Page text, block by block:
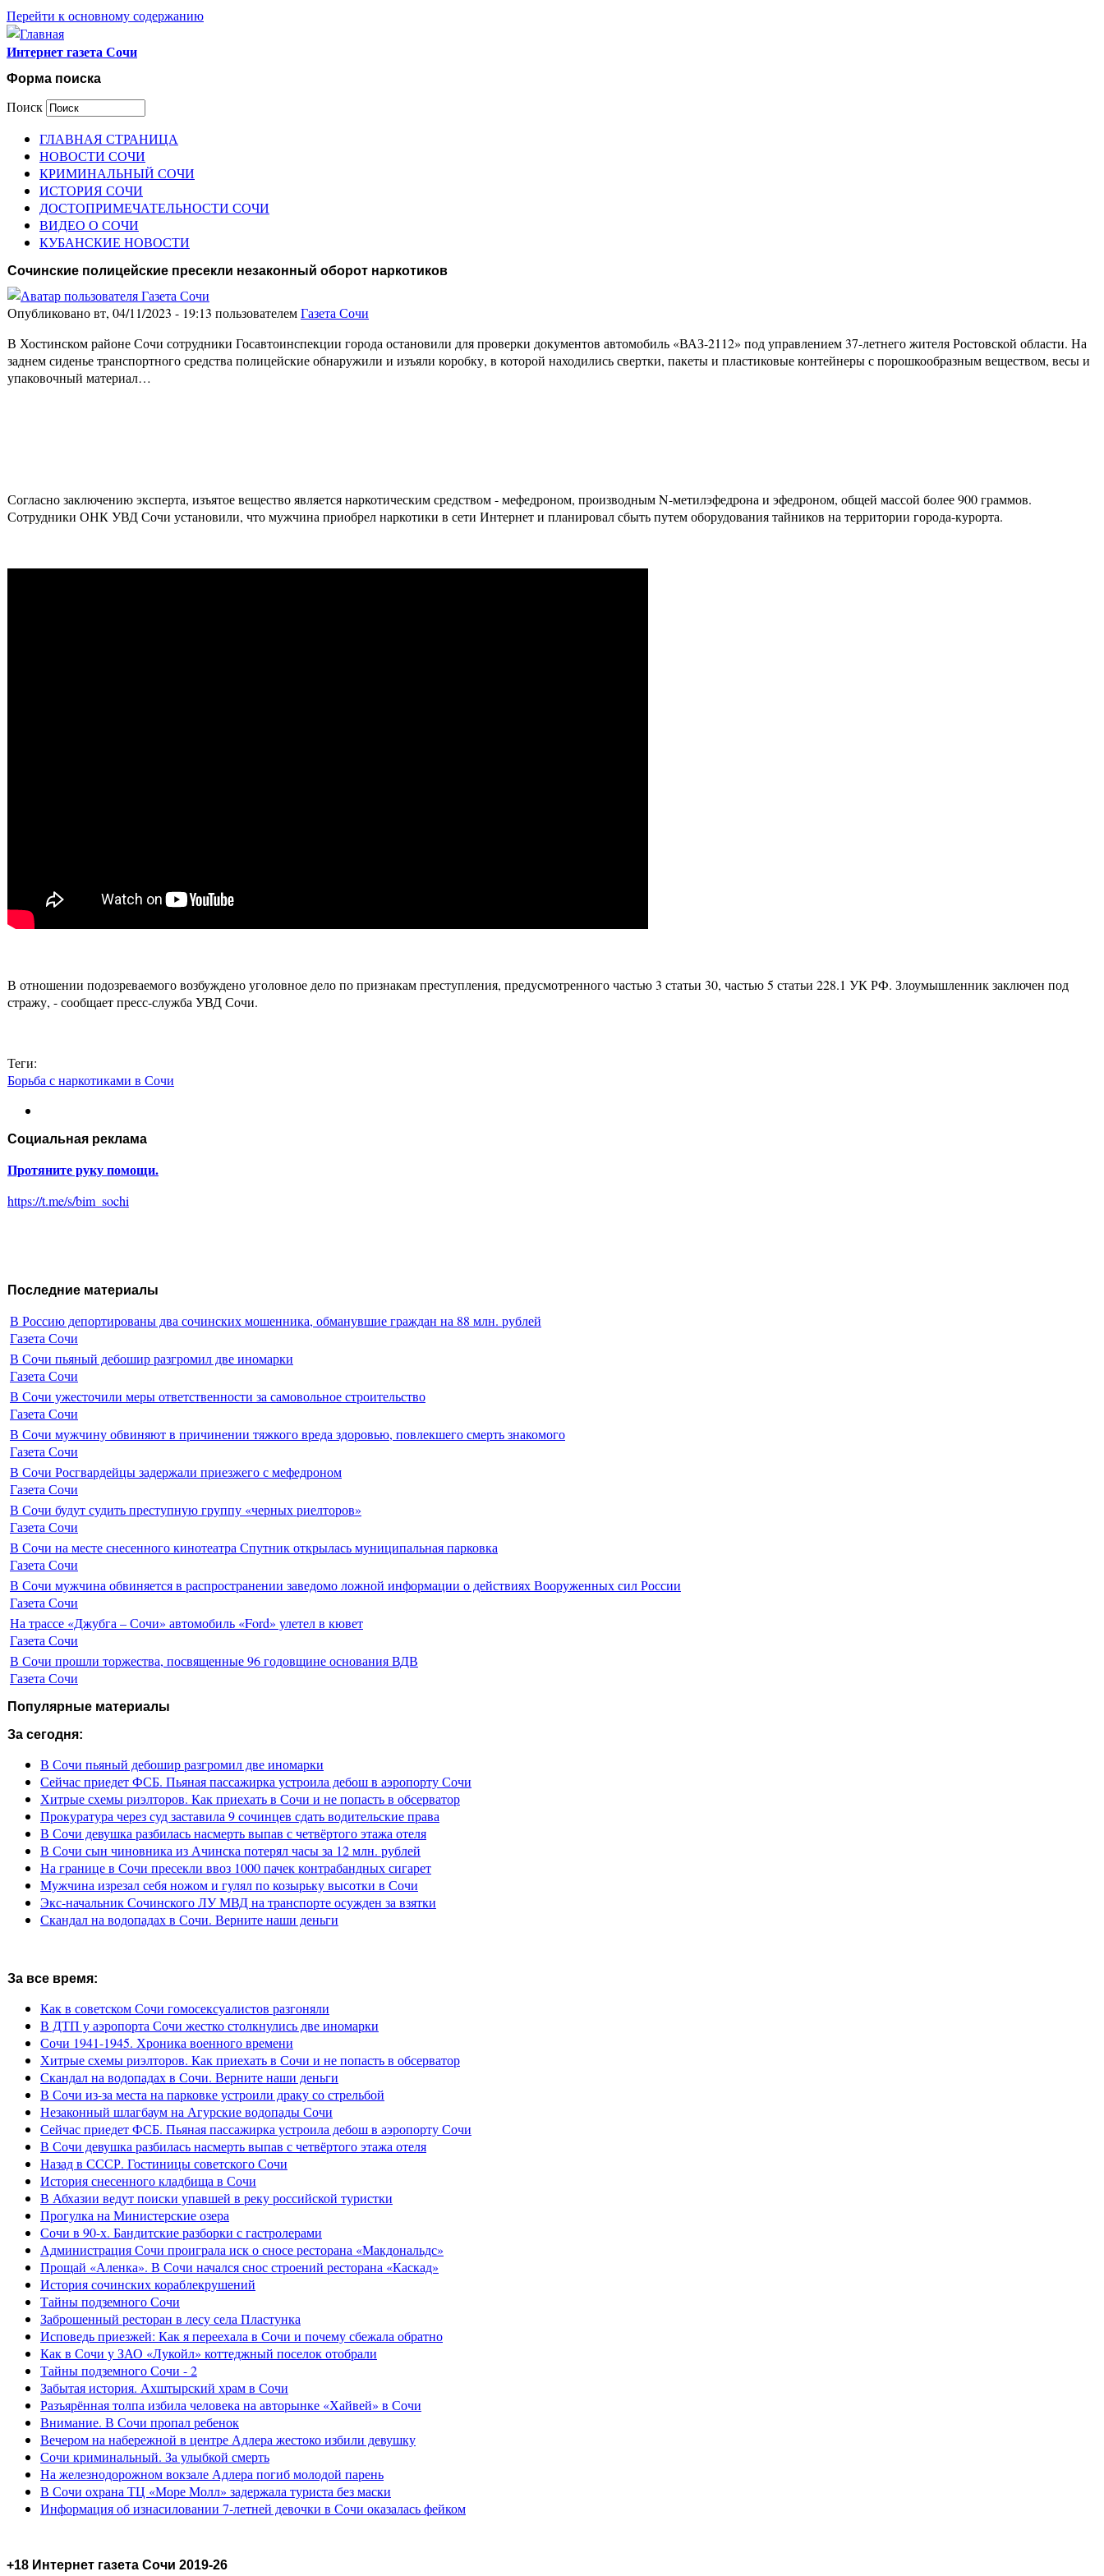
Перейти к основному содержанию
Интернет газета Сочи
Форма поиска
Поиск
ГЛАВНАЯ СТРАНИЦА
НОВОСТИ СОЧИ
КРИМИНАЛЬНЫЙ СОЧИ
ИСТОРИЯ СОЧИ
ДОСТОПРИМЕЧАТЕЛЬНОСТИ СОЧИ
ВИДЕО О СОЧИ
КУБАНСКИЕ НОВОСТИ
Сочинские полицейские пресекли незаконный оборот наркотиков
Опубликовано вт, 04/11/2023 - 19:13 пользователемГазета Сочи
В Хостинском районе Сочи сотрудники Госавтоинспекции города остановили для проверки документов автомобиль «ВАЗ-2112» под управлением 37-летнего жителя Ростовской области. На
заднем сиденье транспортного средства полицейские обнаружили и изъяли коробку, в которой находились свертки, пакеты и пластиковые контейнеры с порошкообразным веществом, весы и
упаковочный материал…
Согласно заключению эксперта, изъятое вещество является наркотическим средством - мефедроном, производным N-метилэфедрона и эфедроном, общей массой более 900 граммов.
Сотрудники ОНК УВД Сочи установили, что мужчина приобрел наркотики в сети Интернет и планировал сбыть путем оборудования тайников на территории города-курорта.
В отношении подозреваемого возбуждено уголовное дело по признакам преступления, предусмотренного частью 3 статьи 30, частью 5 статьи 228.1 УК РФ. Злоумышленник заключен под
стражу, - сообщает пресс-служба УВД Сочи.
Теги:
Борьба с наркотиками в Сочи
Социальная реклама
Протяните руку помощи.
https://t.me/s/bim_sochi
Последние материалы
В Россию депортированы два сочинских мошенника, обманувшие граждан на 88 млн. рублей
Газета Сочи
В Сочи пьяный дебошир разгромил две иномарки
Газета Сочи
В Сочи ужесточили меры ответственности за самовольное строительство
Газета Сочи
В Сочи мужчину обвиняют в причинении тяжкого вреда здоровью, повлекшего смерть знакомого
Газета Сочи
В Сочи Росгвардейцы задержали приезжего с мефедроном
Газета Сочи
В Сочи будут судить преступную группу «черных риелторов»
Газета Сочи
В Сочи на месте снесенного кинотеатра Спутник открылась муниципальная парковка
Газета Сочи
В Сочи мужчина обвиняется в распространении заведомо ложной информации о действиях Вооруженных сил России
Газета Сочи
На трассе «Джубга – Сочи» автомобиль «Ford» улетел в кювет
Газета Сочи
В Сочи прошли торжества, посвященные 96 годовщине основания ВДВ
Газета Сочи
Популярные материалы
За сегодня:
В Сочи пьяный дебошир разгромил две иномарки
Сейчас приедет ФСБ. Пьяная пассажирка устроила дебош в аэропорту Сочи
Хитрые схемы риэлторов. Как приехать в Сочи и не попасть в обсерватор
Прокуратура через суд заставила 9 сочинцев сдать водительские права
В Сочи девушка разбилась насмерть выпав с четвёртого этажа отеля
В Сочи сын чиновника из Ачинска потерял часы за 12 млн. рублей
На границе в Сочи пресекли ввоз 1000 пачек контрабандных сигарет
Мужчина изрезал себя ножом и гулял по козырьку высотки в Сочи
Экс-начальник Сочинского ЛУ МВД на транспорте осужден за взятки
Скандал на водопадах в Сочи. Верните наши деньги
За все время:
Как в советском Сочи гомосексуалистов разгоняли
В ДТП у аэропорта Сочи жестко столкнулись две иномарки
Сочи 1941-1945. Хроника военного времени
Хитрые схемы риэлторов. Как приехать в Сочи и не попасть в обсерватор
Скандал на водопадах в Сочи. Верните наши деньги
В Сочи из-за места на парковке устроили драку со стрельбой
Незаконный шлагбаум на Агурские водопады Сочи
Сейчас приедет ФСБ. Пьяная пассажирка устроила дебош в аэропорту Сочи
В Сочи девушка разбилась насмерть выпав с четвёртого этажа отеля
Назад в СССР. Гостиницы советского Сочи
История снесенного кладбища в Сочи
В Абхазии ведут поиски упавшей в реку российской туристки
Прогулка на Министерские озера
Сочи в 90-х. Бандитские разборки с гастролерами
Администрация Сочи проиграла иск о сносе ресторана «Макдональдс»
Прощай «Аленка». В Сочи начался снос строений ресторана «Каскад»
История сочинских кораблекрушений
Тайны подземного Сочи
Заброшенный ресторан в лесу села Пластунка
Исповедь приезжей: Как я переехала в Сочи и почему сбежала обратно
Как в Сочи у ЗАО «Лукойл» коттеджный поселок отобрали
Тайны подземного Сочи - 2
Забытая история. Ахштырский храм в Сочи
Разъярённая толпа избила человека на авторынке «Хайвей» в Сочи
Внимание. В Сочи пропал ребенок
Вечером на набережной в центре Адлера жестоко избили девушку
Сочи криминальный. За улыбкой смерть
На железнодорожном вокзале Адлера погиб молодой парень
В Сочи охрана ТЦ «Море Молл» задержала туриста без маски
Информация об изнасиловании 7-летней девочки в Сочи оказалась фейком
+18 Интернет газета Сочи 2019-26